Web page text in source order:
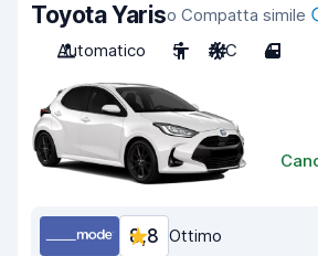
Toyota Yariso Compatta simile
Automatico
5 A/C 4
8,8 Ottimo